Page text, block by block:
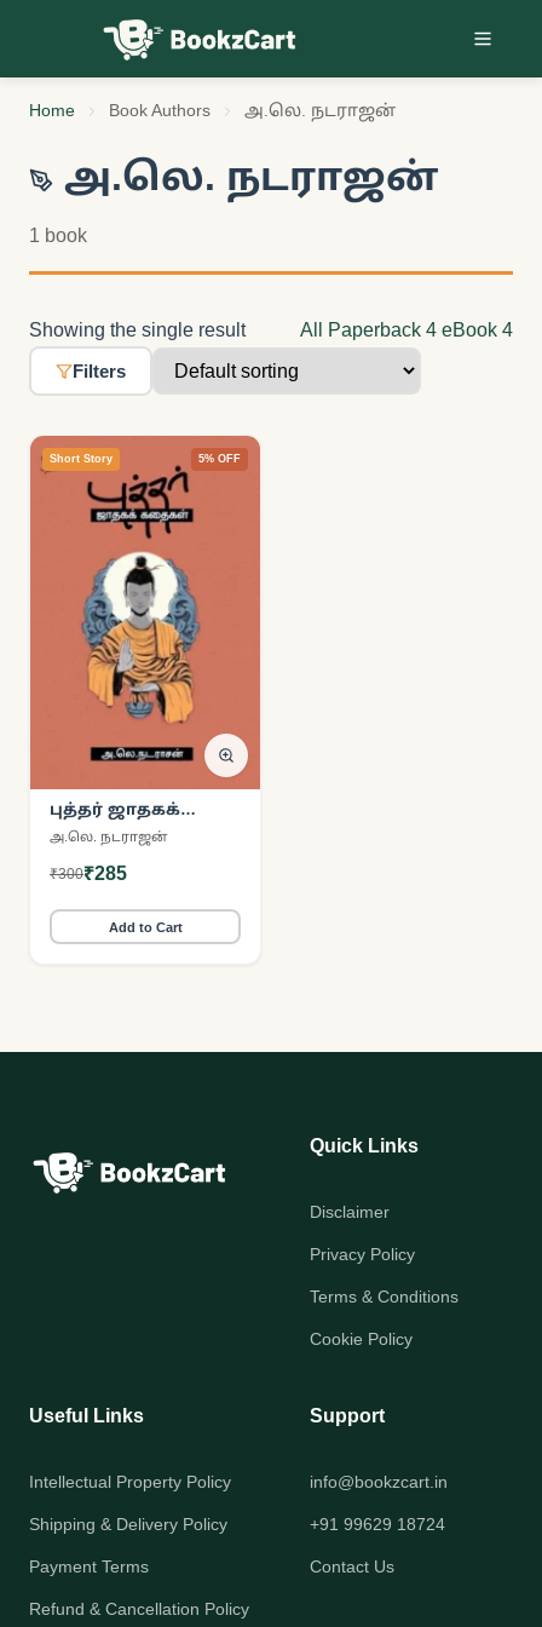
Skip to content
Home Book Authors அ.லெ. நடராஜன்
அ.லெ. நடராஜன்
1 book
Showing the single result All Paperback 4 eBook 4
Filters
Short Story 5% OFF
புத்தர் ஜாதகக்
கதைகள்
அ.லெ. நடராஜன்
₹300₹285
Add to Cart
Quick Links
Disclaimer
Privacy Policy
Terms & Conditions
Cookie Policy
Useful Links
Intellectual Property Policy
Shipping & Delivery Policy
Payment Terms
Refund & Cancellation Policy
Support
info@bookzcart.in
+91 99629 18724
Contact Us